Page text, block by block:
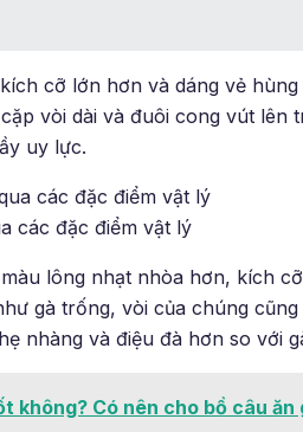
cỡ lớn hơn và dáng vẻ hùng
vòi dài và đuôi cong vút lên
uy lực.
các đặc điểm vật lý
lông nhạt nhòa hơn, kích
gà trống, vòi của chúng
nhàng và điệu đà hơn so với
không? Có nên cho bồ câu ăn